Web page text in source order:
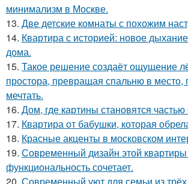
минимализм в Москве.
13. Две детские комнаты с похожим
14. Квартира с историей: новое
дома.
15. Такое решение создаёт ощущение
простора, превращая спальню в место,
мечтать.
16. Дом, где картины становятся частью
17. Квартира от бабушки, которая
18. Красные акценты в московском
19. Современный дизайн этой
функциональность сочетает.